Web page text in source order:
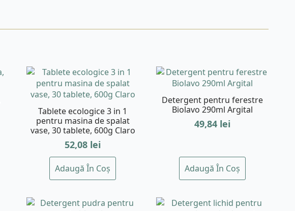
Tablete ecologice 3 in 1
pentru masina de spalat
vase, 30 tablete, 600g Claro
52,08 lei
Adaugă În Coș
Detergent pentru ferestre
Biolavo 290ml Argital
49,84 lei
Adaugă În Coș